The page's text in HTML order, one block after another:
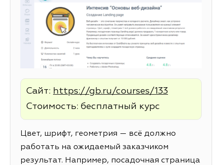
Сайт: https://gb.ru/courses/133
Стоимость: бесплатный курс
Цвет, шрифт, геометрия — всё должно
работать на ожидаемый заказчиком
результат. Например, посадочная страница